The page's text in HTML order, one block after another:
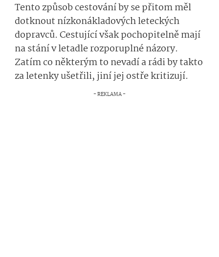
Tento způsob cestování by se přitom měl
dotknout nízkonákladových leteckých
dopravců. Cestující však pochopitelně mají
na stání v letadle rozporuplné názory.
Zatím co některým to nevadí a rádi by takto
za letenky ušetřili, jiní jej ostře kritizují.